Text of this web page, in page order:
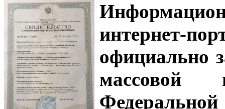
интернет-
официально